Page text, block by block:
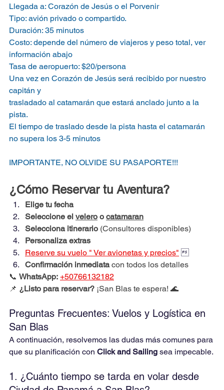
Llegada a: Corazón de Jesús o el Porvenir
Tipo: avión privado o compartido.
Duración: 35 minutos
Costo: depende del número de viajeros y peso total, ver
información abajo
Tasa de aeropuerto: $20/persona ​
Una vez en Corazón de Jesús será recibido por nuestro
capitán y
trasladado al catamarán que estará anclado junto a la
pista.
El tiempo de traslado desde la pista hasta el catamarán
no supera los 3-5 minutos
IMPORTANTE, NO OLVIDE SU PASAPORTE!!!
¿Cómo Reservar tu Aventura?
Elige tu fecha
Seleccione el velero o catamaran
Selecciona itinerario (Consultores disponibles)
Personaliza extras
Reserve su vuelo " Ver avionetas y precios"
Confirmación inmediata con todos los detalles
📞 WhatsApp: +50766132182
📌 ¿Listo para reservar? ¡San Blas te espera! 🌊
Preguntas Frecuentes: Vuelos y Logística en
San Blas
A continuación, resolvemos las dudas más comunes para
que su planificación con Click and Sailing sea impecable.
1. ¿Cuánto tiempo se tarda en volar desde